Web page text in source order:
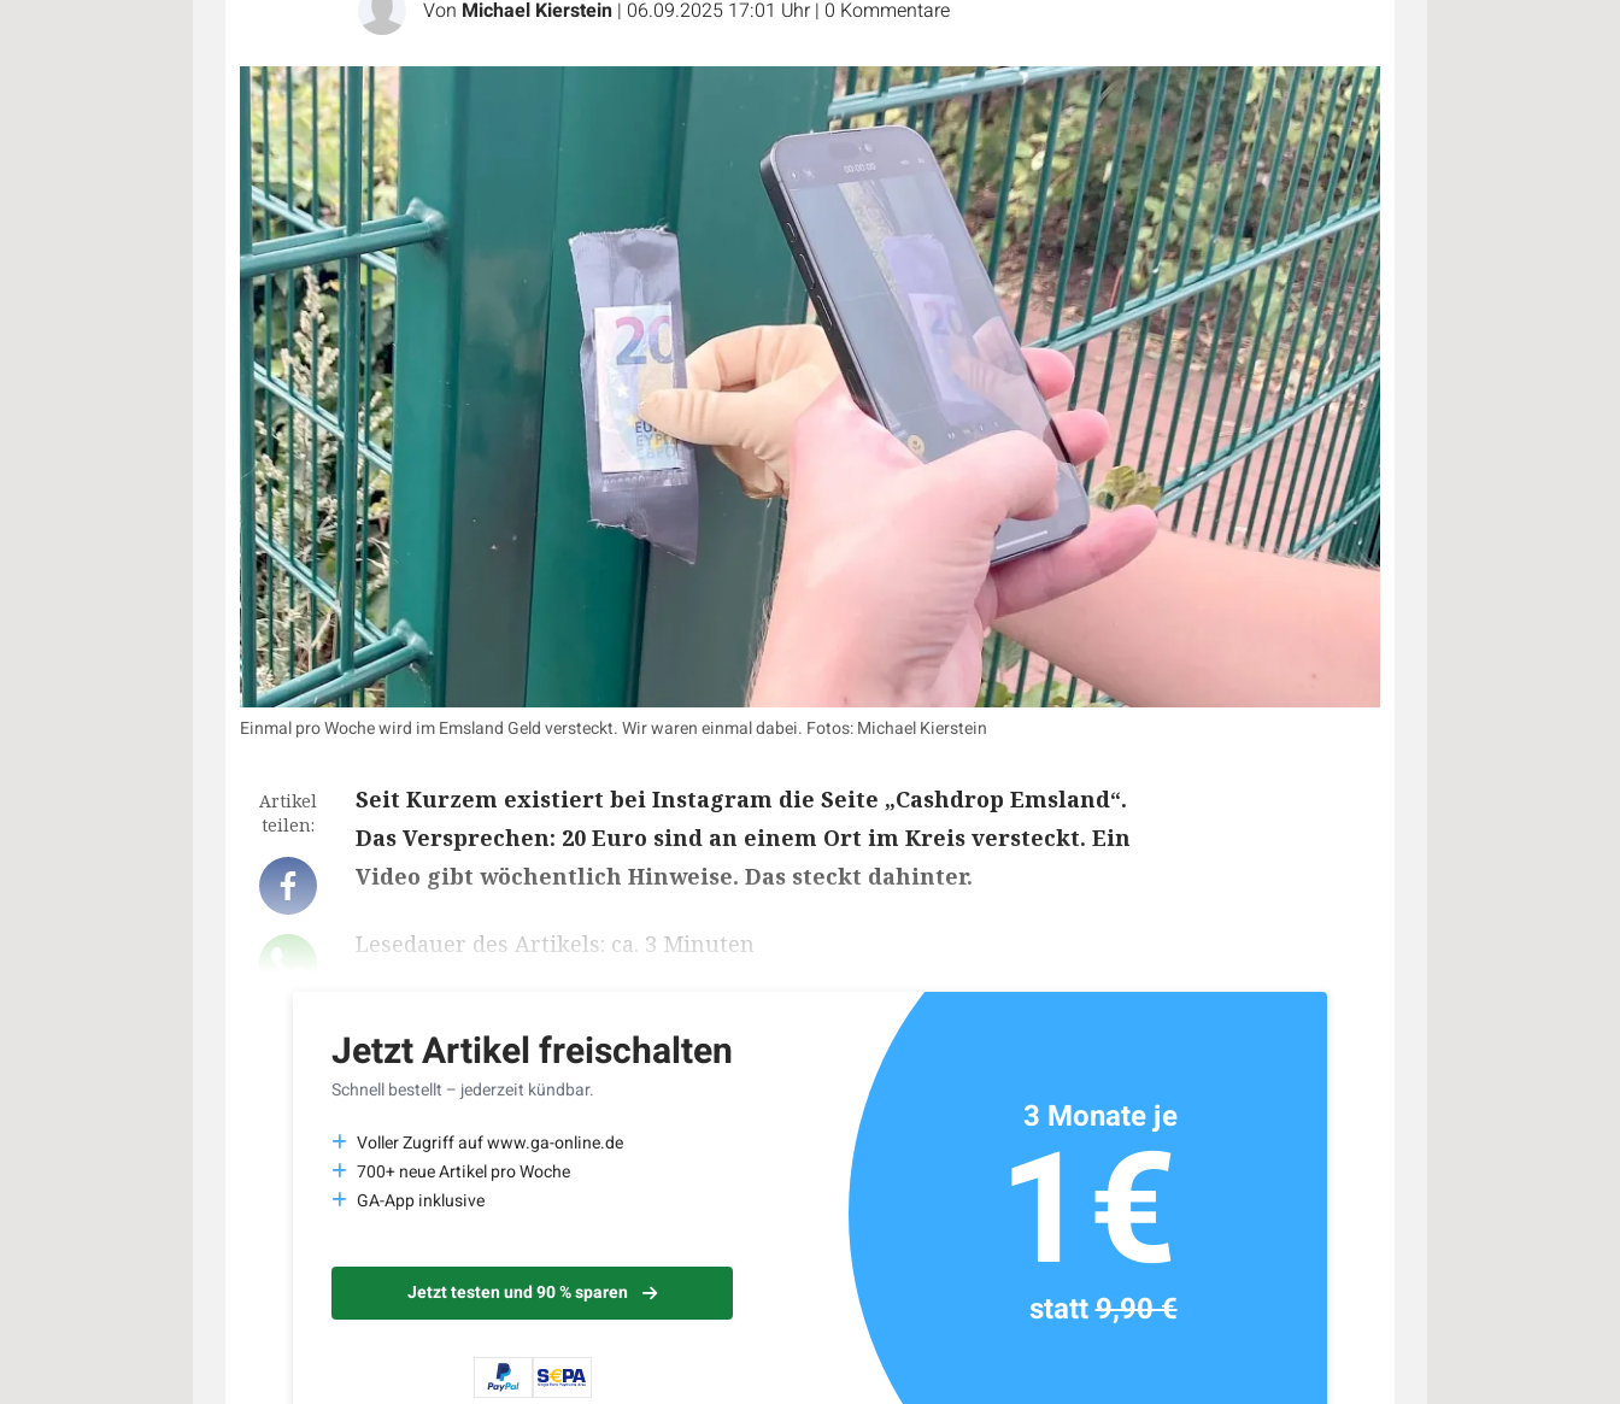
Von Michael Kierstein | 06.09.2025 17:01 Uhr | 0 Kommentare
Einmal pro Woche wird im Emsland Geld versteckt. Wir waren einmal dabei. Fotos: Michael Kierstein
Artikel
teilen:
Seit Kurzem existiert bei Instagram die Seite „Cashdrop Emsland“.
Das Versprechen: 20 Euro sind an einem Ort im Kreis versteckt. Ein
Video gibt wöchentlich Hinweise. Das steckt dahinter.
Lesedauer des Artikels: ca. 3 Minuten
Jetzt Artikel freischalten
Schnell bestellt – jederzeit kündbar.
Voller Zugriff auf www.ga-online.de
700+ neue Artikel pro Woche
GA-App inklusive
Jetzt testen und 90 % sparen
3 Monate je
1€
statt9,90 €